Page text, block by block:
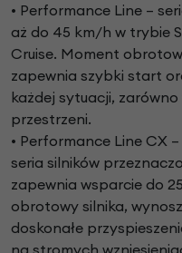
• Performance Line –
aż do 45 km/h w trybie
Cruise. Moment
zapewnia szybki start
każdej sytuacji,
przestrzeni.
• Performance Line CX
seria silników
zapewnia wsparcie do
obrotowy silnika,
doskonałe